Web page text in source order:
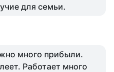
для семьи.
много прибыли.
Работает много